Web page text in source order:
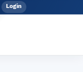
Admin
Login